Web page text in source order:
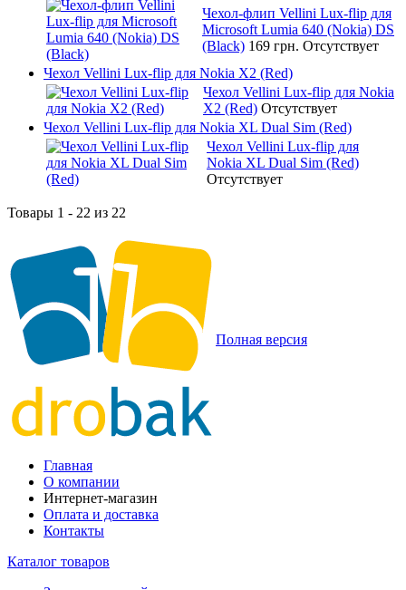
Чехол-флип Vellini Lux-flip для
Microsoft Lumia 640 (Nokia) DS
(Black) 169 грн. Отсутствует
Чехол Vellini Lux-flip для Nokia X2 (Red)
Чехол Vellini Lux-flip для Nokia
X2 (Red) Отсутствует
Чехол Vellini Lux-flip для Nokia XL Dual Sim (Red)
Чехол Vellini Lux-flip для
Nokia XL Dual Sim (Red)
Отсутствует
Товары 1 - 22 из 22
Полная версия
Главная
О компании
Интернет-магазин
Оплата и доставка
Контакты
Каталог товаров